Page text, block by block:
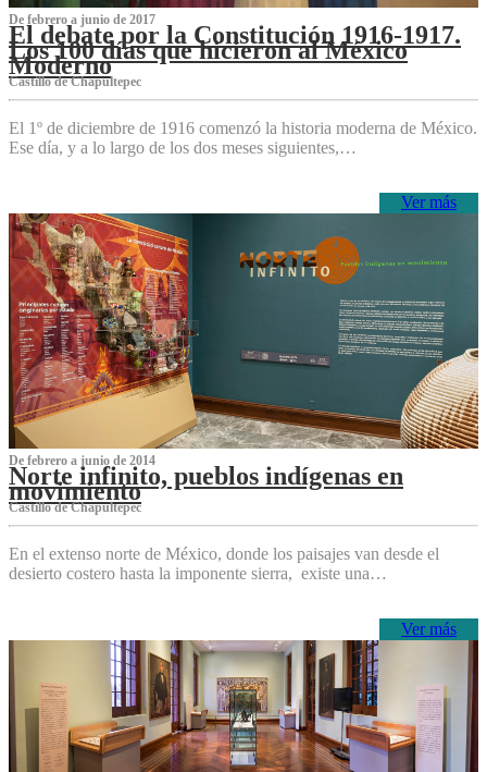
De febrero a junio de 2017
El debate por la Constitución 1916-1917.
Los 100 días que hicieron al México
Moderno
Castillo de Chapultepec
El 1º de diciembre de 1916 comenzó la historia moderna de México.
Ese día, y a lo largo de los dos meses siguientes,…
Ver más
De febrero a junio de 2014
Norte infinito, pueblos indígenas en
movimiento
Castillo de Chapultepec
En el extenso norte de México, donde los paisajes van desde el
desierto costero hasta la imponente sierra, existe una…
Ver más